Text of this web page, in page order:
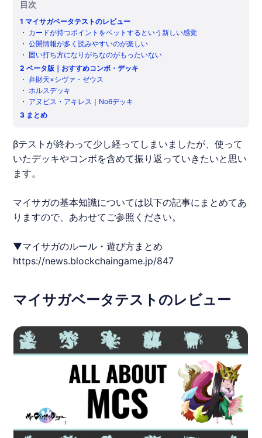
目次
1 マイサガベータテストのレビュー
・ カードが持つポイントをベットするという新しい感覚
・公開情報が多く読みやすいのが楽しい
・ 固い打ち方になりがちなのがもったいない
2ベータ版｜おすすめコンボ・デッキ
・弁財天×シヴァ・ゼウス
・ ホルスデッキ
・ アヌビス・アキレス｜No6デッキ
3 まとめ
βテストが終わって少し経ってしまいましたが、使って
いたデッキやコンボを含めて振り返っていきたいと思い
ます。
マイサガの基本知識については以下の記事にまとめてあ
りますので、あわせてご参照ください。
▼マイサガのルール・遊び方まとめ
https://news.blockchaingame.jp/847
マイサガベータテストのレビュー